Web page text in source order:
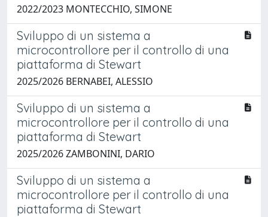
2022/2023 MONTECCHIO, SIMONE
Sviluppo di un sistema a
microcontrollore per il controllo di una
piattaforma di Stewart
2025/2026 BERNABEI, ALESSIO
Sviluppo di un sistema a
microcontrollore per il controllo di una
piattaforma di Stewart
2025/2026 ZAMBONINI, DARIO
Sviluppo di un sistema a
microcontrollore per il controllo di una
piattaforma di Stewart